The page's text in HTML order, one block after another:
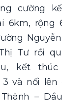
cường
6km, rộng
Tư rồi
kết
và nối lên
–